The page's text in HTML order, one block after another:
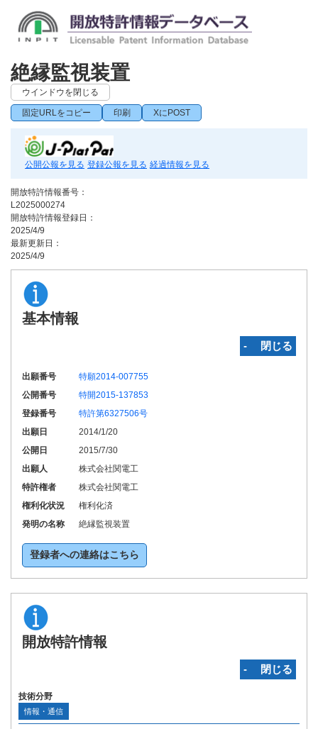
絶縁監視装置
ウインドウを閉じる
固定URLをコピー 印刷 XにPOST
公開公報を見る 登録公報を見る 経過情報を見る
開放特許情報番号：
L2025000274
開放特許情報登録日：
2025/4/9
最新更新日：
2025/4/9
基本情報
‐ 閉じる
出願番号
特願2014-007755
公開番号
特開2015-137853
登録番号
特許第6327506号
出願日
2014/1/20
公開日
2015/7/30
出願人
株式会社関電工
特許権者
株式会社関電工
権利化状況
権利化済
発明の名称
絶縁監視装置
登録者への連絡はこちら
開放特許情報
‐ 閉じる
技術分野
情報・通信